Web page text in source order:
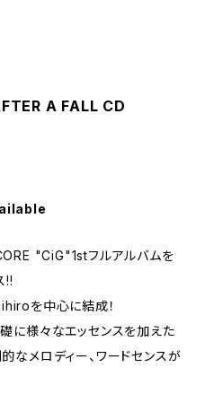
A FALL CD
"CiG"1stフルアルバムを
!!
を中心に結成！
に様々なエッセンスを加えた
メロディー、ワードセンスが